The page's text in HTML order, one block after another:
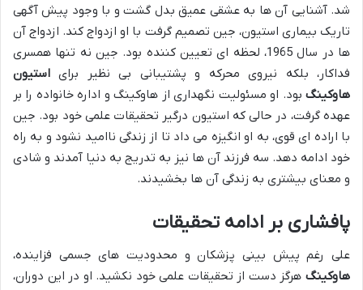
شد. آشنایی آن ها به عشقی عمیق بدل گشت و با وجود پیش آگهی
تاریک بیماری استیون، جین تصمیم گرفت با او ازدواج کند. ازدواج آن
ها در سال 1965، لحظه ای تعیین کننده بود. جین نه تنها همسری
فداکار، بلکه نیروی محرکه و پشتیبانی بی نظیر برای استیون
هاوکینگ بود. او مسئولیت نگهداری از هاوکینگ و اداره خانواده را بر
عهده گرفت، در حالی که استیون درگیر تحقیقات علمی خود بود. جین
با اراده ای قوی، به او انگیزه می داد تا از زندگی ناامید نشود و به راه
خود ادامه دهد. سه فرزند آن ها نیز به تدریج به دنیا آمدند و شادی
و معنای بیشتری به زندگی آن ها بخشیدند.
پافشاری بر ادامه تحقیقات
علی رغم پیش بینی پزشکان و محدودیت های جسمی فزاینده،
هاوکینگ هرگز دست از تحقیقات علمی خود نکشید. او در این دوران،